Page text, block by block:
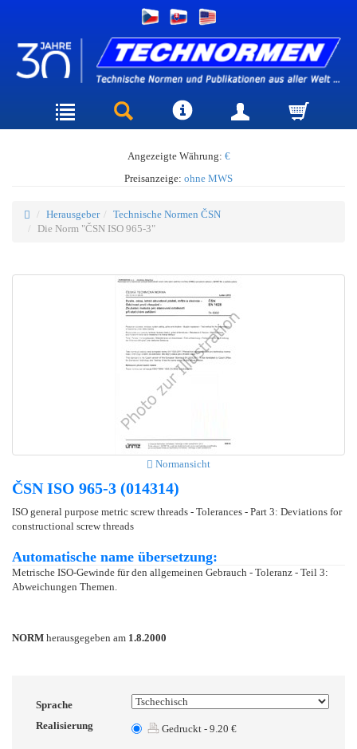
Angezeigte Währung: €
Preisanzeige: ohne MWS
Herausgeber
Technische Normen ČSN
Die Norm "ČSN ISO 965-3"
Normansicht
ČSN ISO 965-3 (014314)
ISO general purpose metric screw threads - Tolerances - Part 3: Deviations for
constructional screw threads
Automatische name übersetzung:
Metrische ISO-Gewinde für den allgemeinen Gebrauch - Toleranz - Teil 3:
Abweichungen Themen.
NORM herausgegeben am 1.8.2000
Sprache
Realisierung
Gedruckt - 9.20 €